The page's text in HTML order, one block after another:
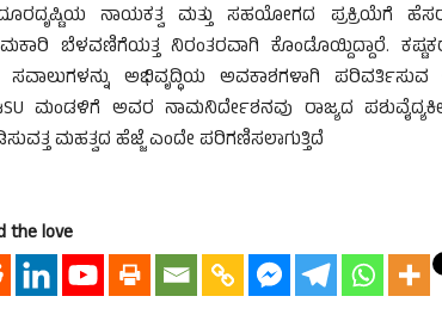
ನಾಯಕತ್ವ ಮತ್ತು ಸಹಯೋಗದ ಪ್ರಕ್ರಿಯೆಗೆ
ಬೆಳವಣಿಗೆಯತ್ತ ನಿರಂತರವಾಗಿ ಕೊಂಡೊಯ್ದಿದ್ದಾರೆ.
ಅಭಿವೃದ್ಧಿಯ ಅವಕಾಶಗಳಾಗಿ ಪರಿವರ್ತಿಸುವ
ಮಂಡಳಿಗೆ ಅವರ ನಾಮನಿರ್ದೇಶನವು ರಾಜ್ಯದ
ಮಹತ್ವದ ಹೆಜ್ಜೆ ಎಂದೇ ಪರಿಗಣಿಸಲಾಗುತ್ತಿದೆ
the love